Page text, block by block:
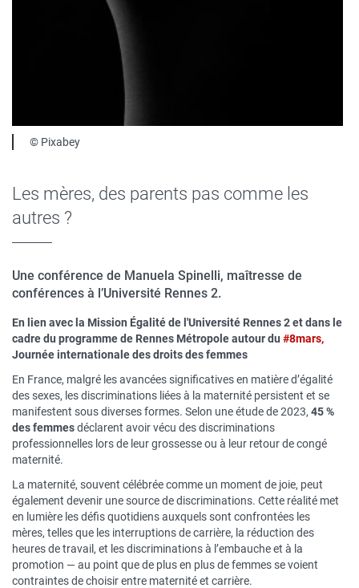
Légende
© Pixabey
Les mères, des parents pas comme les
autres ?
Une conférence de Manuela Spinelli, maîtresse de
conférences à l’Université Rennes 2.
En lien avec la Mission Égalité de l'Université Rennes 2 et dans le
cadre du programme de Rennes Métropole autour du #8mars,
Journée internationale des droits des femmes
En France, malgré les avancées significatives en matière d’égalité
des sexes, les discriminations liées à la maternité persistent et se
manifestent sous diverses formes. Selon une étude de 2023, 45 %
des femmesdéclarent avoir vécu des discriminations
professionnelles lors de leur grossesse ou à leur retour de congé
maternité.
La maternité, souvent célébrée comme un moment de joie, peut
également devenir une source de discriminations. Cette réalité met
en lumière les défis quotidiens auxquels sont confrontées les
mères, telles que les interruptions de carrière, la réduction des
heures de travail, et les discriminations à l’embauche et à la
promotion — au point que de plus en plus de femmes se voient
contraintes de choisir entre maternité et carrière.